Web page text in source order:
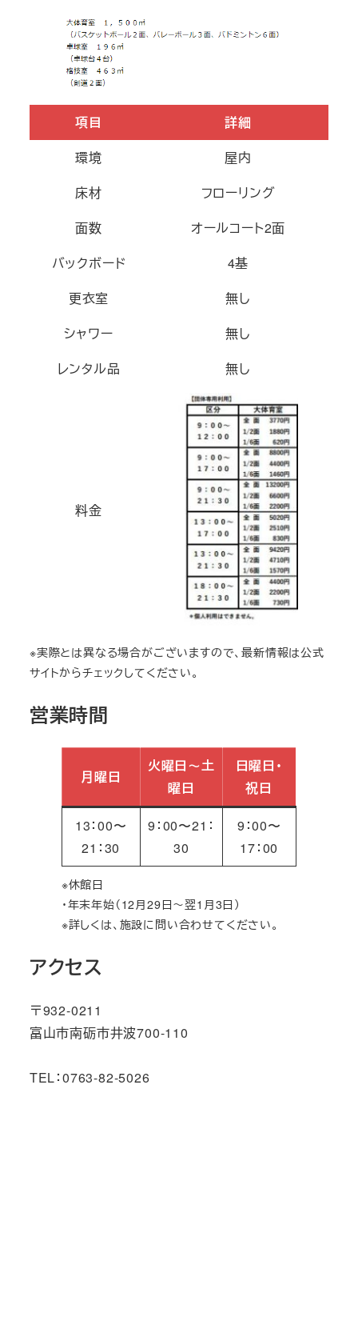
項目
詳細
環境
屋内
床材
フローリング
面数
オールコート2面
バックボード
4基
更衣室
無し
シャワー
無し
レンタル品
無し
料金
※実際とは異なる場合がございますので、最新情報は公式
サイトからチェックしてください。
営業時間
月曜日
火曜日～土
曜日
日曜日・
祝日
13：00〜
21：30
9：00〜21：
30
9：00〜
17：00
※休館日
・年末年始（12月29日～翌1月3日）
※詳しくは、施設に問い合わせてください。
アクセス
〒932-0211
富山市南砺市井波700-110
TEL：0763-82-5026